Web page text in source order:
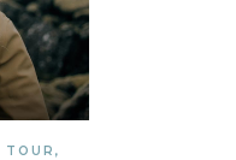
TOUR ,